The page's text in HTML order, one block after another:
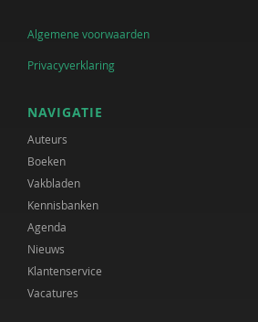
Algemene voorwaarden
Privacyverklaring
NAVIGATIE
Auteurs
Boeken
Vakbladen
Kennisbanken
Agenda
Nieuws
Klantenservice
Vacatures